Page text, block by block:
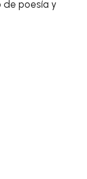
de poesía y